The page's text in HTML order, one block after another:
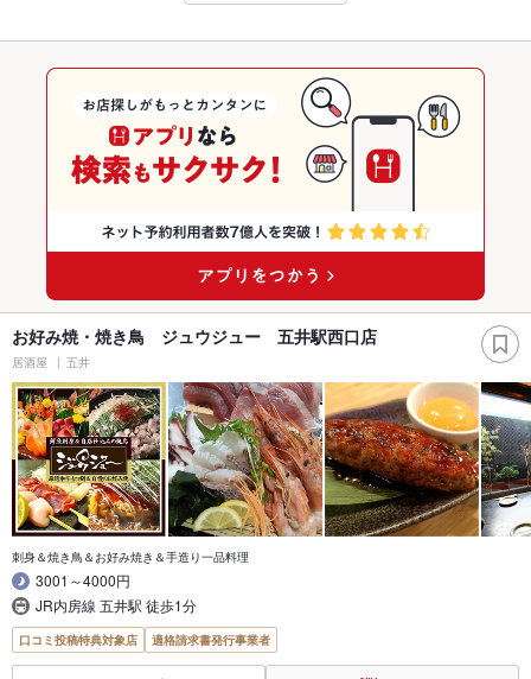
お好み焼・焼き鳥 ジュウジュー 五井駅西口店
居酒屋 五井
刺身＆焼き鳥＆お好み焼き＆手造り一品料理
3001～4000円
JR内房線 五井駅 徒歩1分
口コミ投稿特典対象店 適格請求書発行事業者